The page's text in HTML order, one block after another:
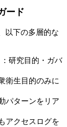
ード
以下の多層的な
：研究目的・ガバ
衛生目的のみに
パターンをリア
アクセスログを